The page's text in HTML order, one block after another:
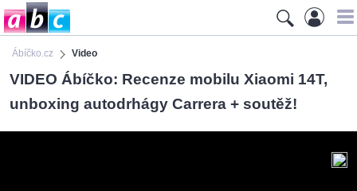
Ábíčko.cz Video
VIDEO Ábíčko: Recenze mobilu Xiaomi 14T,
unboxing autodrhágy Carrera + soutěž!